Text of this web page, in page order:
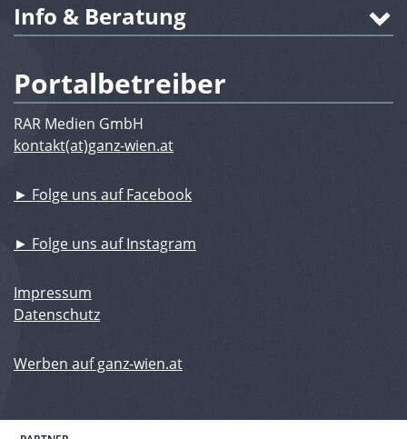
Info & Beratung
Portalbetreiber
RAR Medien GmbH
kontakt(at)ganz-wien.at
► Folge uns auf Facebook
► Folge uns auf Instagram
Impressum
Datenschutz
Werben auf ganz-wien.at